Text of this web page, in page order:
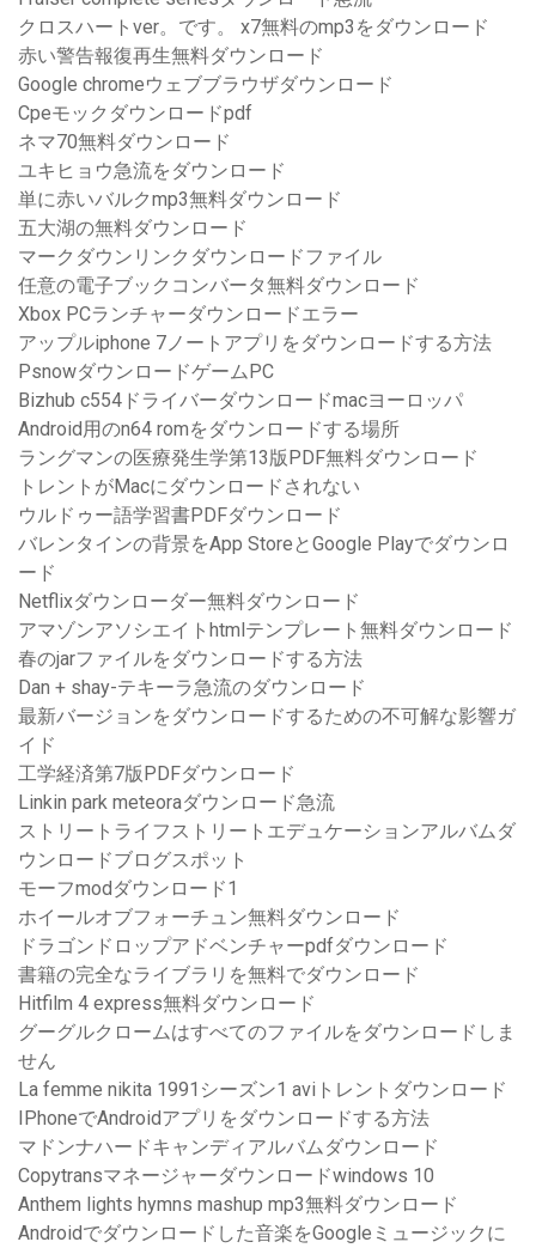
クロスハートver。です。 x7無料のmp3をダウンロード
赤い警告報復再生無料ダウンロード
Google chromeウェブブラウザダウンロード
Cpeモックダウンロードpdf
ネマ70無料ダウンロード
ユキヒョウ急流をダウンロード
単に赤いバルクmp3無料ダウンロード
五大湖の無料ダウンロード
マークダウンリンクダウンロードファイル
任意の電子ブックコンバータ無料ダウンロード
Xbox PCランチャーダウンロードエラー
アップルiphone 7ノートアプリをダウンロードする方法
PsnowダウンロードゲームPC
Bizhub c554ドライバーダウンロードmacヨーロッパ
Android用のn64 romをダウンロードする場所
ラングマンの医療発生学第13版PDF無料ダウンロード
トレントがMacにダウンロードされない
ウルドゥー語学習書PDFダウンロード
バレンタインの背景をApp StoreとGoogle Playでダウンロ
ード
Netflixダウンローダー無料ダウンロード
アマゾンアソシエイトhtmlテンプレート無料ダウンロード
春のjarファイルをダウンロードする方法
Dan + shay-テキーラ急流のダウンロード
最新バージョンをダウンロードするための不可解な影響ガ
イド
工学経済第7版PDFダウンロード
Linkin park meteoraダウンロード急流
ストリートライフストリートエデュケーションアルバムダ
ウンロードブログスポット
モーフmodダウンロード1
ホイールオブフォーチュン無料ダウンロード
ドラゴンドロップアドベンチャーpdfダウンロード
書籍の完全なライブラリを無料でダウンロード
Hitfilm 4 express無料ダウンロード
グーグルクロームはすべてのファイルをダウンロードしま
せん
La femme nikita 1991シーズン1 aviトレントダウンロード
IPhoneでAndroidアプリをダウンロードする方法
マドンナハードキャンディアルバムダウンロード
Copytransマネージャーダウンロードwindows 10
Anthem lights hymns mashup mp3無料ダウンロード
Androidでダウンロードした音楽をGoogleミュージックに